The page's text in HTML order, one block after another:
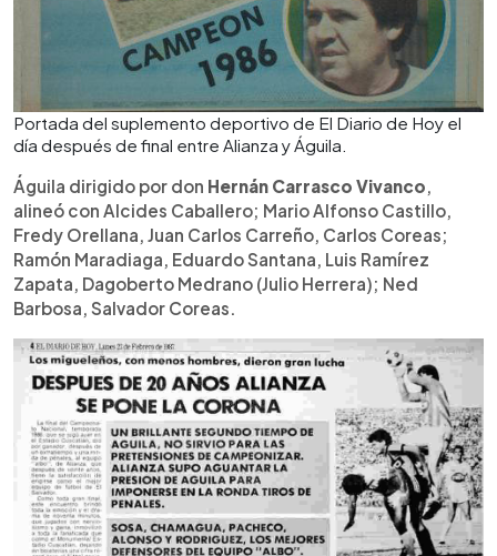
Portada del suplemento deportivo de El Diario de Hoy el
día después de final entre Alianza y Águila.
Águila dirigido por don Hernán Carrasco Vivanco,
alineó con Alcides Caballero; Mario Alfonso Castillo,
Fredy Orellana, Juan Carlos Carreño, Carlos Coreas;
Ramón Maradiaga, Eduardo Santana, Luis Ramírez
Zapata, Dagoberto Medrano (Julio Herrera); Ned
Barbosa, Salvador Coreas.